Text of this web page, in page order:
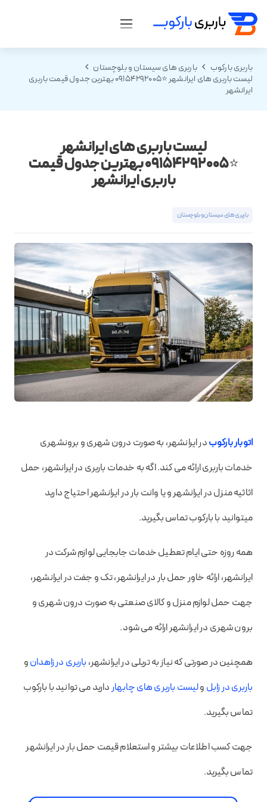
باربری بارکوب
باربری های سیستان و بلوچستان
لیست باربری های ایرانشهر ⭐️09154292005 بهترین جدول قیمت باربری
ایرانشهر
لیست باربری های ایرانشهر
⭐️09154292005 بهترین جدول قیمت
باربری ایرانشهر
باربری های سیستان و بلوچستان
اتوبار بارکوبدر ایرانشهر، به صورت درون شهری و برونشهری
خدمات باربری ارائه می کند. اگه به خدمات باربری در ایرانشهر، حمل
اثاثیه منزل در ایرانشهر و یا وانت بار در ایرانشهر احتیاج دارید
میتوانید با بارکوب تماس بگیرید.
همه روزه حتی ایام تعطیل خدمات جابجایی لوازم شرکت در
ایرانشهر، ارائه خاور حمل بار در ایرانشهر، تک و جفت در ایرانشهر،
جهت حمل لوازم منزل و کالای صنعتی به صورت درون شهری و
برون شهری در ایرانشهر ارائه می شود.
همچنین در صورتی که نیاز به تریلی در ایرانشهر، باربری در زاهدانو
باربری در زابل ولیست باربری های چابهاردارید می توانید با بارکوب
تماس بگیرید.
جهت کسب اطلاعات بیشتر و استعلام قیمت حمل بار در ایرانشهر
تماس بگیرید.